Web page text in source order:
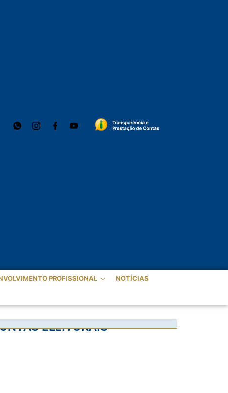
PROFISSIONAL NOTÍCIAS
ELEITORAIS